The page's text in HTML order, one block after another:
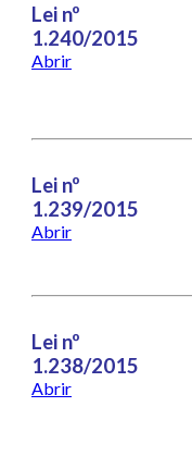
Lei nº
1.240/2015
Abrir
Lei nº
1.239/2015
Abrir
Lei nº
1.238/2015
Abrir